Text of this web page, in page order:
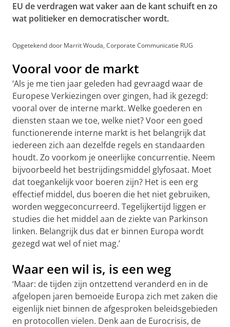
EU de verdragen wat vaker aan de kant schuift en zo
wat politieker en democratischer wordt.
Opgetekend door Marrit Wouda, Corporate Communicatie RUG
Vooral voor de markt
‘Als je me tien jaar geleden had gevraagd waar de
Europese Verkiezingen over gingen, had ik gezegd:
vooral over de interne markt. Welke goederen en
diensten staan we toe, welke niet? Voor een goed
functionerende interne markt is het belangrijk dat
iedereen zich aan dezelfde regels en standaarden
houdt. Zo voorkom je oneerlijke concurrentie. Neem
bijvoorbeeld het bestrijdingsmiddel glyfosaat. Moet
dat toegankelijk voor boeren zijn? Het is een erg
effectief middel, dus boeren die het niet gebruiken,
worden weggeconcurreerd. Tegelijkertijd liggen er
studies die het middel aan de ziekte van Parkinson
linken. Belangrijk dus dat er binnen Europa wordt
gezegd wat wel of niet mag.’
Waar een wil is, is een weg
‘Maar: de tijden zijn ontzettend veranderd en in de
afgelopen jaren bemoeide Europa zich met zaken die
eigenlijk niet binnen de afgesproken beleidsgebieden
en protocollen vielen. Denk aan de Eurocrisis, de